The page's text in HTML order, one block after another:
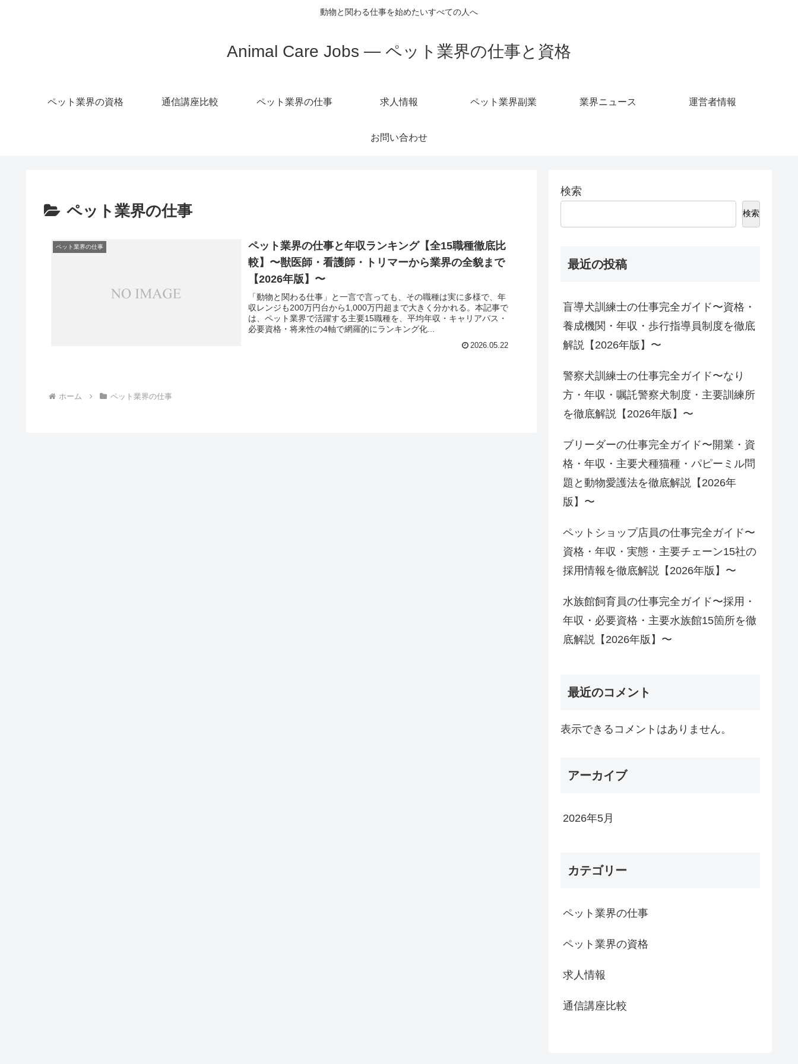
動物と関わる仕事を始めたいすべての人へ
Animal Care Jobs — ペット業界の仕事と資格
ペット業界の資格 通信講座比較 ペット業界の仕事 求人情報 ペット業界副業 業界ニュース 運営者情報
お問い合わせ
ペット業界の仕事
ペット業界の仕事
ペット業界の仕事と年収ランキング【全15職種徹底比
較】〜獣医師・看護師・トリマーから業界の全貌まで
【2026年版】〜
「動物と関わる仕事」と一言で言っても、その職種は実に多様で、年
収レンジも200万円台から1,000万円超まで大きく分かれる。本記事で
は、ペット業界で活躍する主要15職種を、平均年収・キャリアパス・
必要資格・将来性の4軸で網羅的にランキング化...
2026.05.22
ホーム ペット業界の仕事
検索
検索
最近の投稿
盲導犬訓練士の仕事完全ガイド〜資格・
養成機関・年収・歩行指導員制度を徹底
解説【2026年版】〜
警察犬訓練士の仕事完全ガイド〜なり
方・年収・嘱託警察犬制度・主要訓練所
を徹底解説【2026年版】〜
ブリーダーの仕事完全ガイド〜開業・資
格・年収・主要犬種猫種・パピーミル問
題と動物愛護法を徹底解説【2026年
版】〜
ペットショップ店員の仕事完全ガイド〜
資格・年収・実態・主要チェーン15社の
採用情報を徹底解説【2026年版】〜
水族館飼育員の仕事完全ガイド〜採用・
年収・必要資格・主要水族館15箇所を徹
底解説【2026年版】〜
最近のコメント
表示できるコメントはありません。
アーカイブ
2026年5月
カテゴリー
ペット業界の仕事
ペット業界の資格
求人情報
通信講座比較